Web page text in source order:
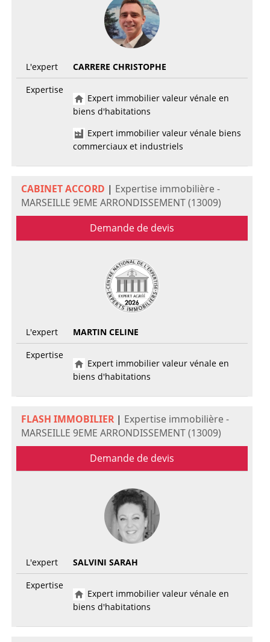
L'expert
CARRERE CHRISTOPHE
Expertise
Expert immobilier valeur vénale en
biens d'habitations
Expert immobilier valeur vénale biens
commerciaux et industriels
CABINET ACCORD | Expertise immobilière -
MARSEILLE 9EME ARRONDISSEMENT (13009)
Demande de devis
L'expert
MARTIN CELINE
Expertise
Expert immobilier valeur vénale en
biens d'habitations
FLASH IMMOBILIER| Expertise immobilière -
MARSEILLE 9EME ARRONDISSEMENT (13009)
Demande de devis
L'expert
SALVINI SARAH
Expertise
Expert immobilier valeur vénale en
biens d'habitations